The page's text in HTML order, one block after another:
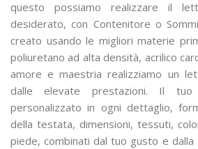
questo possiamo realizzare il
desiderato, con Contenitore o
creato usando le migliori materie
poliuretano ad alta densità, acrilico
amore e maestria realizziamo un
dalle elevate prestazioni. Il
personalizzato in ogni dettaglio,
della testata, dimensioni, tessuti,
piede, combinati dal tuo gusto e dalla